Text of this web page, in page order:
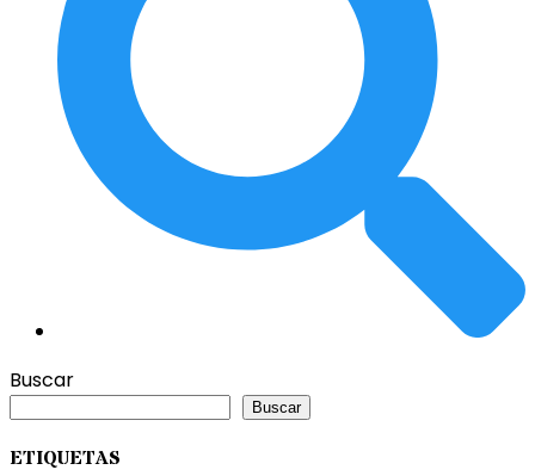
Buscar
Buscar
ETIQUETAS